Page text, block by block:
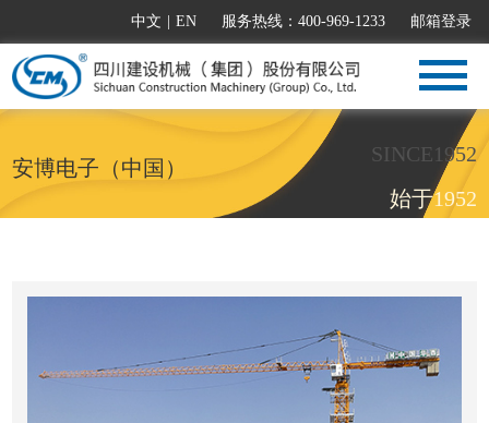
中文 EN 服务热线：400-969-1233 邮箱登录
安博电子（中国）
SINCE1952
始于1952